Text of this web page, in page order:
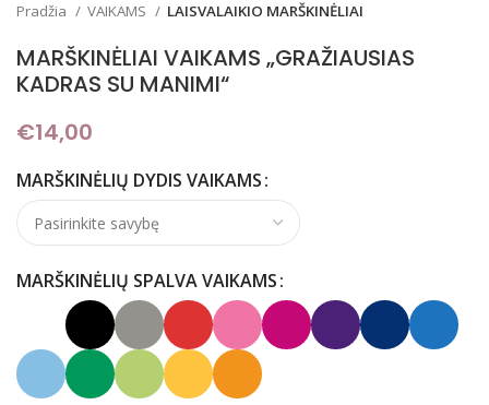
Pradžia VAIKAMS LAISVALAIKIO MARŠKINĖLIAI
MARŠKINĖLIAI VAIKAMS „GRAŽIAUSIAS
KADRAS SU MANIMI“
€14,00
MARŠKINĖLIŲ DYDIS VAIKAMS
MARŠKINĖLIŲ SPALVA VAIKAMS